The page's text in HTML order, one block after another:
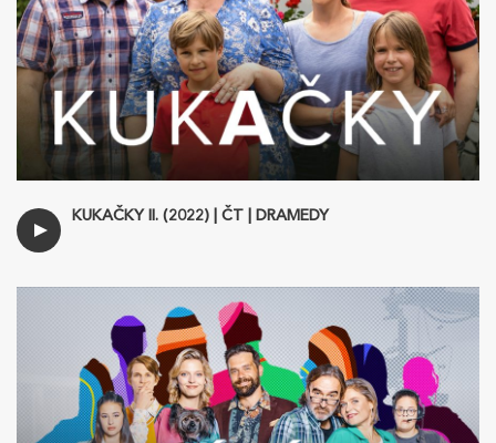
KUKAČKY II. (2022) | ČT | DRAMEDY